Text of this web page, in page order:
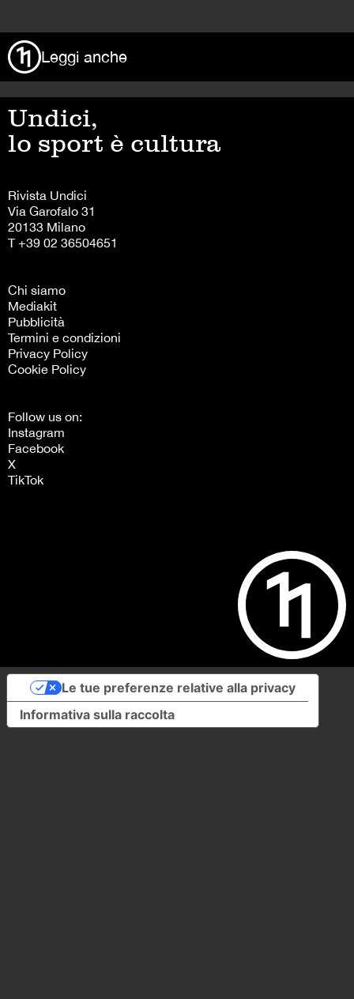
Leggi anche
Undici,
lo sport è cultura
Rivista Undici
Via Garofalo 31
20133 Milano
T +39 02 36504651
Chi siamo
Mediakit
Pubblicità
Termini e condizioni
Privacy Policy
Cookie Policy
Follow us on:
Instagram
Facebook
X
TikTok
Informativa sulla raccolta
Le tue preferenze relative alla privacy